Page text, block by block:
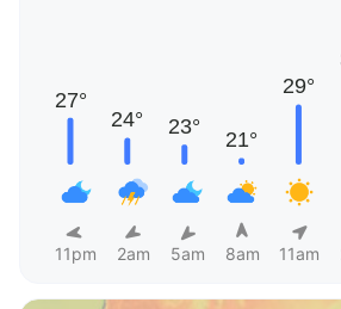
11pm 2am 5am 8am 11am